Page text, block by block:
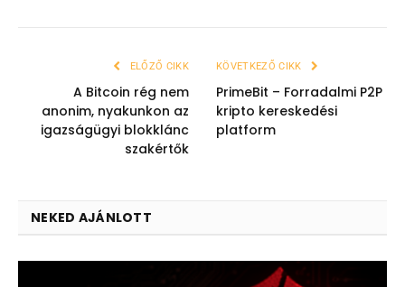
ELŐZŐ CIKK
A Bitcoin rég nem
anonim, nyakunkon az
igazságügyi blokklánc
szakértők
KÖVETKEZŐ CIKK
PrimeBit – Forradalmi P2P
kripto kereskedési
platform
NEKED AJÁNLOTT